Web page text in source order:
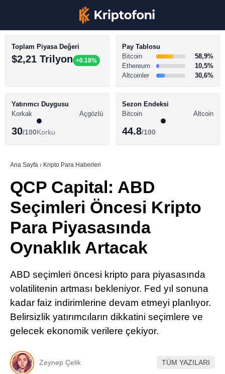
Youtube
TikTok
Telegram
BİTCOİN HABERLERİ
ALTCOİN HABERLERİ
SÖZLÜK
Toplam Piyasa Değeri
$2,21 Trilyon +0.18%
Pay Tablosu
Bitcoin
58,9%
Ethereum
10,5%
Altcoinler
30,6%
Yatırımcı Duygusu
Korkak
Açgözlü
30/100Korku
Sezon Endeksi
Bitcoin
Altcoin
44.8/100
Ana Sayfa › Kripto Para Haberleri
QCP Capital: ABD
Seçimleri Öncesi Kripto
Para Piyasasında
Oynaklık Artacak
ABD seçimleri öncesi kripto para piyasasında
volatilitenin artması bekleniyor. Fed yıl sonuna
kadar faiz indirimlerine devam etmeyi planlıyor.
Belirsizlik yatırımcıların dikkatini seçimlere ve
gelecek ekonomik verilere çekiyor.
Zeynep Çelik TÜM YAZILARI